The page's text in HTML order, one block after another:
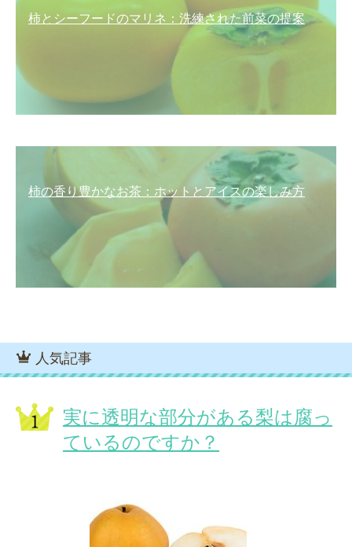
柿とシーフードのマリネ：洗練された前菜の提案
柿の香り豊かなお茶：ホットとアイスの楽しみ方
人気記事
実に透明な部分がある梨は腐っ
ているのですか？